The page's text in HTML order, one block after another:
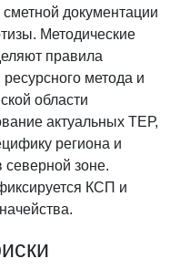
документации
Методические
правила
метода и
области
актуальных ТЕР,
региона и
зоне.
КСП и